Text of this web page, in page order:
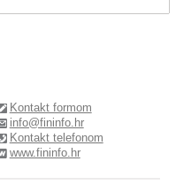
Kontakt formom
info@fininfo.hr
Kontakt telefonom
www.fininfo.hr